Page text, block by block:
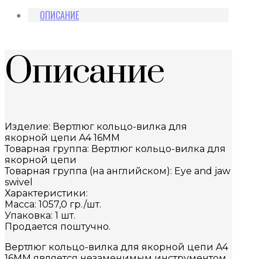
ОПИСАНИЕ
Описание
Изделие: Вертлюг кольцо-вилка для
якорной цепи A4 16MM
Товарная группа: Вертлюг кольцо-вилка для
якорной цепи
Товарная группа (на английском): Eye and jaw
swivel
Характеристики:
Масса: 1057,0 гр./шт.
Упаковка: 1 шт.
Продается поштучно.
Вертлюг кольцо-вилка для якорной цепи A4